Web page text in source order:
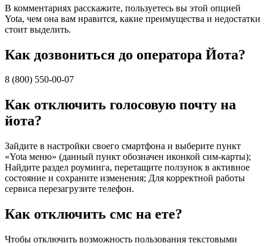
В комментариях расскажите, пользуетесь вы этой опцией
Yota, чем она вам нравится, какие преимущества и недостатки
стоит выделить.
Как дозвониться до оператора Йота?
8 (800) 550-00-07
Как отключить голосовую почту на
йота?
Зайдите в настройки своего смартфона и выберите пункт
«Yota меню» (данный пункт обозначен иконкой сим-карты);
Найдите раздел роуминга, перетащите ползунок в активное
состояние и сохраните изменения; Для корректной работы
сервиса перезагрузите телефон.
Как отключить смс на ете?
Чтобы отключить возможность пользования текстовыми